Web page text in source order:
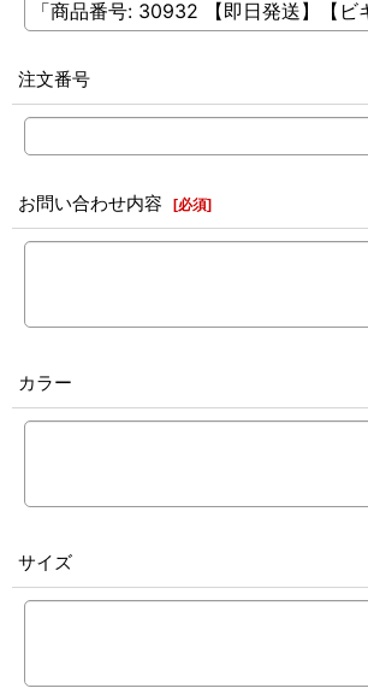
注文番号
お問い合わせ内容 [必須]
カラー
サイズ